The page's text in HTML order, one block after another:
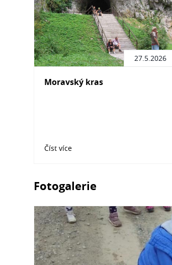
27.5.2026
Moravský kras
Číst více
Fotogalerie